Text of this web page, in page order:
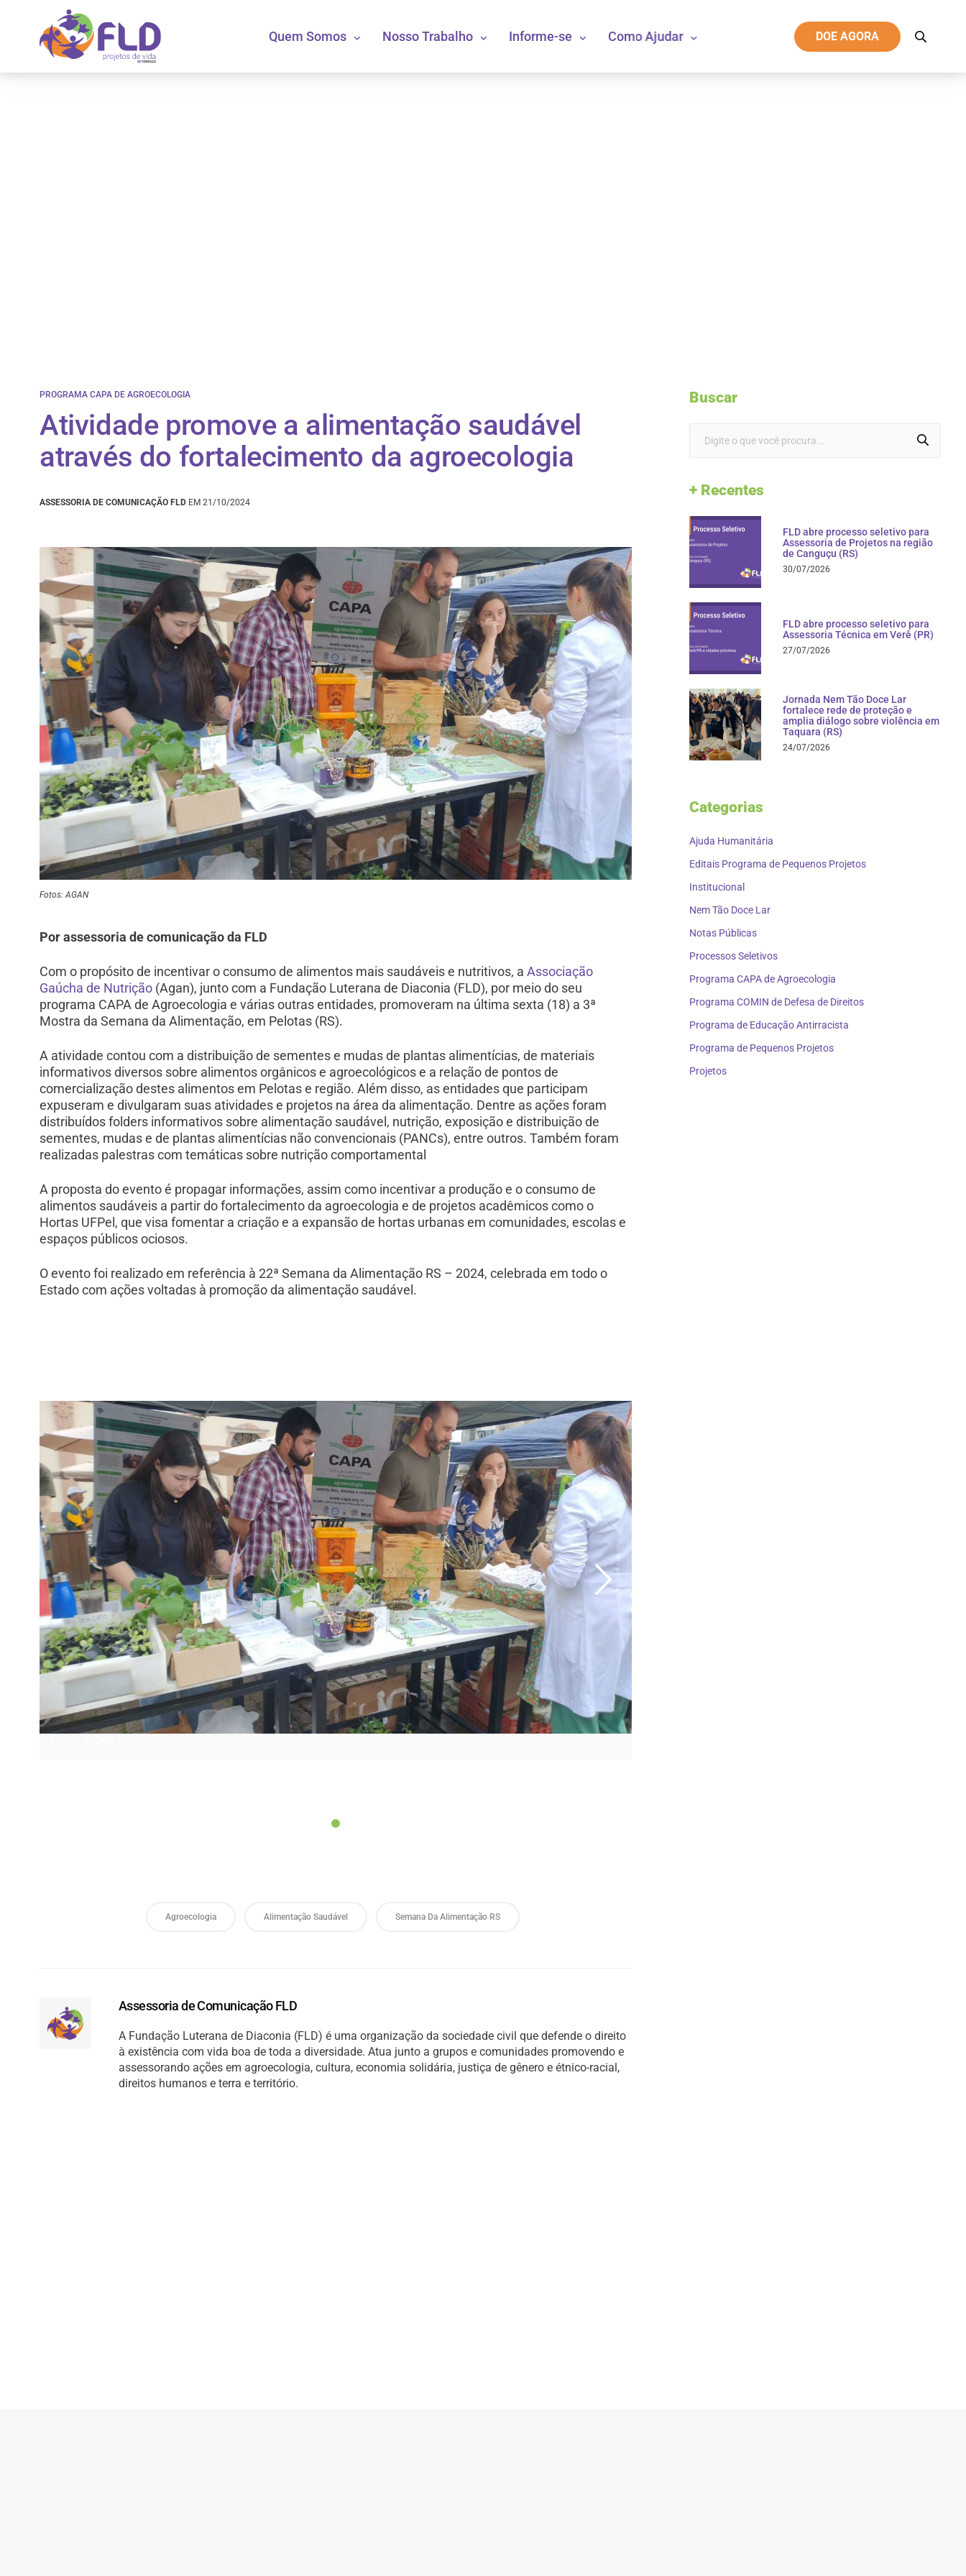
Quem Somos Nosso Trabalho Informe-se Como Ajudar DOE AGORA
PROGRAMA CAPA DE AGROECOLOGIA
Atividade promove a alimentação saudável
através do fortalecimento da agroecologia
ASSESSORIA DE COMUNICAÇÃO FLD EM 21/10/2024
Fotos: AGAN
Por assessoria de comunicação da FLD
Com o propósito de incentivar o consumo de alimentos mais saudáveis e nutritivos, aAssociação
Gaúcha de Nutrição (Agan), junto com a Fundação Luterana de Diaconia (FLD), por meio do seu
programa CAPA de Agroecologia e várias outras entidades, promoveram na última sexta (18) a 3ª
Mostra da Semana da Alimentação, em Pelotas (RS).
A atividade contou com a distribuição de sementes e mudas de plantas alimentícias, de materiais
informativos diversos sobre alimentos orgânicos e agroecológicos e a relação de pontos de
comercialização destes alimentos em Pelotas e região. Além disso, as entidades que participam
expuseram e divulgaram suas atividades e projetos na área da alimentação. Dentre as ações foram
distribuídos folders informativos sobre alimentação saudável, nutrição, exposição e distribuição de
sementes, mudas e de plantas alimentícias não convencionais (PANCs), entre outros. Também foram
realizadas palestras com temáticas sobre nutrição comportamental
A proposta do evento é propagar informações, assim como incentivar a produção e o consumo de
alimentos saudáveis a partir do fortalecimento da agroecologia e de projetos acadêmicos como o
Hortas UFPel, que visa fomentar a criação e a expansão de hortas urbanas em comunidades, escolas e
espaços públicos ociosos.
O evento foi realizado em referência à 22ª Semana da Alimentação RS – 2024, celebrada em todo o
Estado com ações voltadas à promoção da alimentação saudável.
Agroecologia Alimentação Saudável Semana Da Alimentação RS
Assessoria de Comunicação FLD
A Fundação Luterana de Diaconia (FLD) é uma organização da sociedade civil que defende o direito
à existência com vida boa de toda a diversidade. Atua junto a grupos e comunidades promovendo e
assessorando ações em agroecologia, cultura, economia solidária, justiça de gênero e étnico-racial,
direitos humanos e terra e território.
Buscar
+ Recentes
FLD abre processo seletivo para
Assessoria de Projetos na região
de Canguçu (RS)
30/07/2026
FLD abre processo seletivo para
Assessoria Técnica em Verê (PR)
27/07/2026
Jornada Nem Tão Doce Lar
fortalece rede de proteção e
amplia diálogo sobre violência em
Taquara (RS)
24/07/2026
Categorias
Ajuda Humanitária
Editais Programa de Pequenos Projetos
Institucional
Nem Tão Doce Lar
Notas Públicas
Processos Seletivos
Programa CAPA de Agroecologia
Programa COMIN de Defesa de Direitos
Programa de Educação Antirracista
Programa de Pequenos Projetos
Projetos